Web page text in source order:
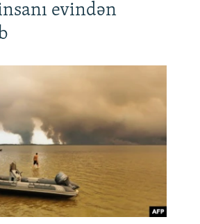
evindən